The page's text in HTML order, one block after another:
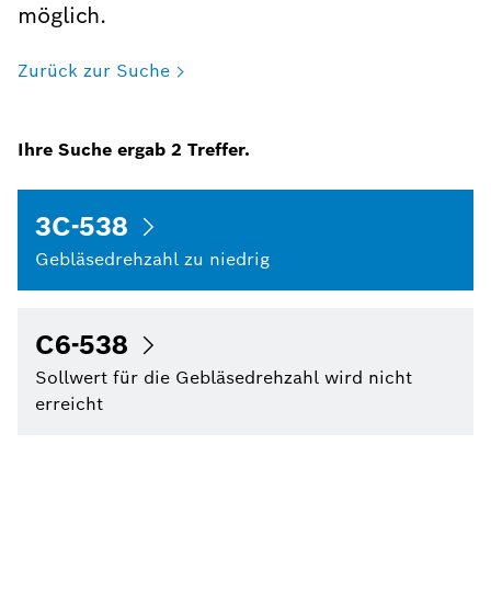
möglich.
Zurück zur Suche
Ihre Suche ergab 2 Treffer.
3C-538
Gebläsedrehzahl zu niedrig
C6-538
Sollwert für die Gebläsedrehzahl wird nicht
erreicht